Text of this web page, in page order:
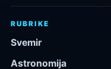
RUBRIKE
Svemir
Astronomija